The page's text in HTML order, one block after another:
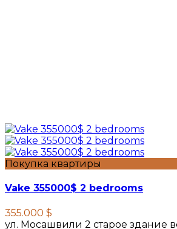
Покупка квартиры
Vake 355000$ 2 bedrooms
355.000 $
ул. Мосашвили 2 старое здание